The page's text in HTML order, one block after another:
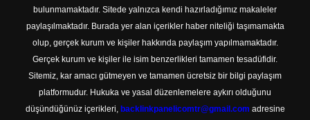
bulunmamaktadır. Sitede yalnızca kendi hazırladığımız makaleler
paylaşılmaktadır. Burada yer alan içerikler haber niteliği taşımamakta
olup, gerçek kurum ve kişiler hakkında paylaşım yapılmamaktadır.
Gerçek kurum ve kişiler ile isim benzerlikleri tamamen tesadüfidir.
Sitemiz, kar amacı gütmeyen ve tamamen ücretsiz bir bilgi paylaşım
platformudur. Hukuka ve yasal düzenlemelere aykırı olduğunu
düşündüğünüz içerikleri, backlinkpanelicomtr@gmail.com adresine